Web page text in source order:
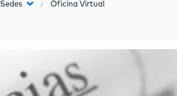
Sedes Oficina Virtual